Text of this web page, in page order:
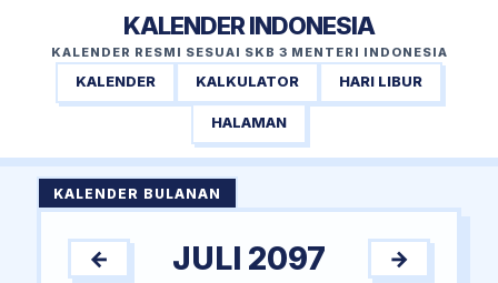
KALENDER INDONESIA
KALENDER RESMI SESUAI SKB 3 MENTERI INDONESIA
KALENDER KALKULATOR HARI LIBUR
HALAMAN
KALENDER BULANAN
← JULI 2097 →